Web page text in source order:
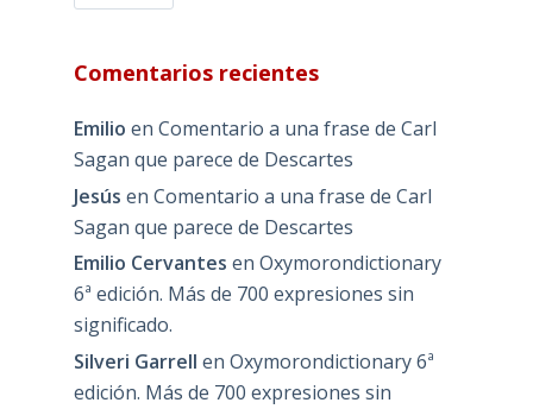
Comentarios recientes
Emilio en Comentario a una frase de Carl
Sagan que parece de Descartes
Jesús en Comentario a una frase de Carl
Sagan que parece de Descartes
Emilio Cervantes en Oxymorondictionary
6ª edición. Más de 700 expresiones sin
significado.
Silveri Garrell en Oxymorondictionary 6ª
edición. Más de 700 expresiones sin